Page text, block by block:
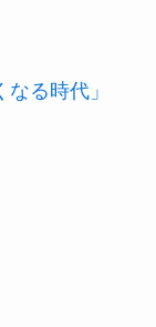
る時代」